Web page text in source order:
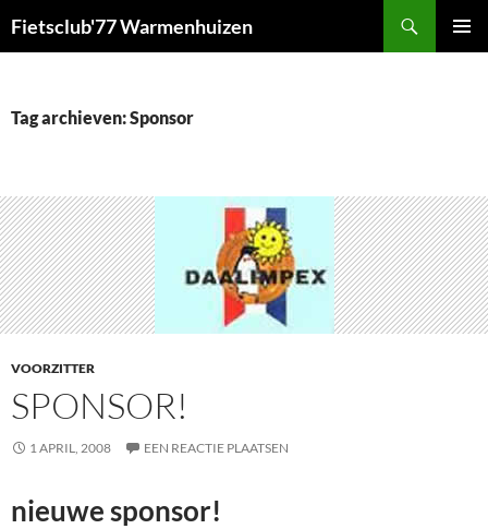
naar
Fietsclub'77 Warmenhuizen
Tag archieven: Sponsor
VOORZITTER
SPONSOR!
1 APRIL, 2008 EEN REACTIE PLAATSEN
nieuwe sponsor!